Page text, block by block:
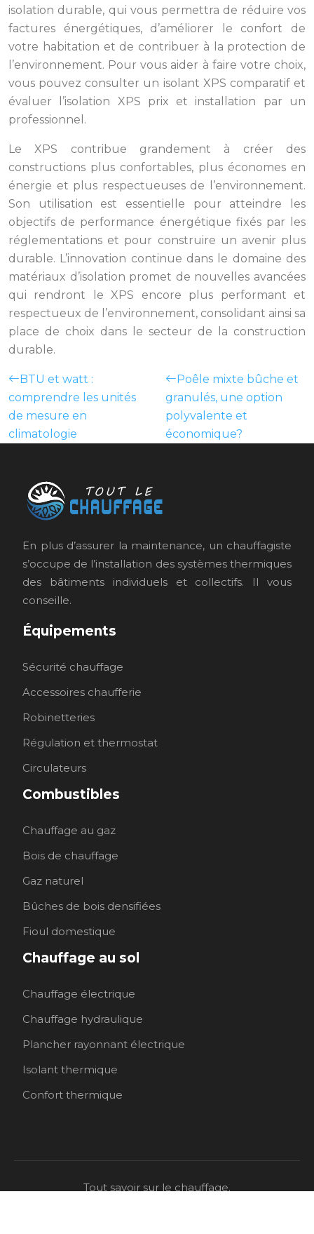
isolation durable, qui vous permettra de réduire vos
factures énergétiques, d’améliorer le confort de
votre habitation et de contribuer à la protection de
l’environnement. Pour vous aider à faire votre choix,
vous pouvez consulter un isolant XPS comparatif et
évaluer l’isolation XPS prix et installation par un
professionnel.
Le XPS contribue grandement à créer des
constructions plus confortables, plus économes en
énergie et plus respectueuses de l’environnement.
Son utilisation est essentielle pour atteindre les
objectifs de performance énergétique fixés par les
réglementations et pour construire un avenir plus
durable. L’innovation continue dans le domaine des
matériaux d’isolation promet de nouvelles avancées
qui rendront le XPS encore plus performant et
respectueux de l’environnement, consolidant ainsi sa
place de choix dans le secteur de la construction
durable.
BTU et watt :
comprendre les unités
de mesure en
climatologie
Poêle mixte bûche et
granulés, une option
polyvalente et
économique?
En plus d’assurer la maintenance, un chauffagiste
s’occupe de l’installation des systèmes thermiques
des bâtiments individuels et collectifs. Il vous
conseille.
Équipements
Sécurité chauffage
Accessoires chaufferie
Robinetteries
Régulation et thermostat
Circulateurs
Combustibles
Chauffage au gaz
Bois de chauffage
Gaz naturel
Bûches de bois densifiées
Fioul domestique
Chauffage au sol
Chauffage électrique
Chauffage hydraulique
Plancher rayonnant électrique
Isolant thermique
Confort thermique
Tout savoir sur le chauffage.